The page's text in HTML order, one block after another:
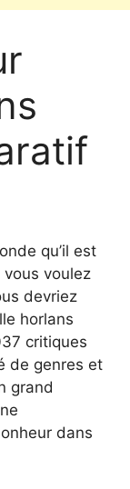
qu’il est
voulez
devriez
horlans
critiques
de genres et
grand
dans